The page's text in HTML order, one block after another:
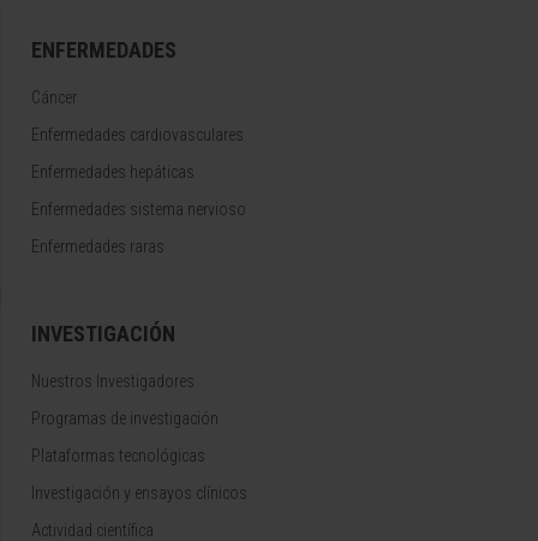
ENFERMEDADES
Cáncer
Enfermedades cardiovasculares
Enfermedades hepáticas
Enfermedades sistema nervioso
Enfermedades raras
INVESTIGACIÓN
Nuestros Investigadores
Programas de investigación
Plataformas tecnológicas
Investigación y ensayos clínicos
Actividad científica